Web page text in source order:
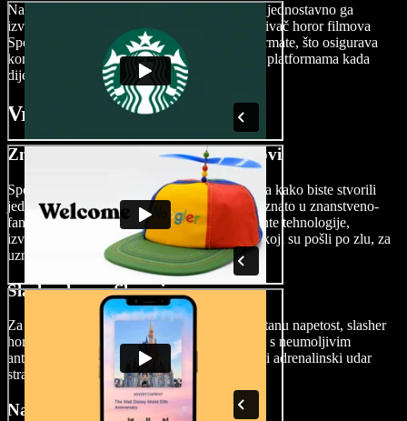
Nakon što ispeglate svoje horor remek-djelo, jednostavno ga
izvezite u visokokvalitetnim formatima. Izrađivač horor filmova
Speechify Studija podržava različite video formate, što osigurava
kompatibilnost s YouTube kanalima i drugim platformama kada
dijelite svoj horor film sa svijetom.
Vrste horor filmova
Znanstveno-fantastični horor filmovi
Spojite svjetove znanstvene fantastike i horora kako biste stvorili
jedinstveno filmsko iskustvo. Zavirite u nepoznato u znanstveno-
fantastičnim horor filmovima koristeći elemente tehnologije,
izvanzemaljaca i znanstvenih eksperimenata koji su pošli po zlu, za
uznemirujuću i zastrašujuću priču.
Slasher horor filmovi
Za one koji traže visceralne strahove i neprestanu napetost, slasher
horor filmovi su savršen izbor. Stvarajte priče s neumoljivim
antagonistima i intenzivnim potjerama, nudeći adrenalinski udar
straha koji definira slasher podžanr.
Nadnaravni horor filmovi